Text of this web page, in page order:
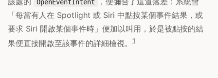
OpenEventIntent
「每當有人在 Spotlight 或 Siri 中點按某個事件結果，或
要求 Siri 開啟某個事件時」便加以叫用，於是被點按的結
果便直接開啟至該事件的詳細檢視。
1